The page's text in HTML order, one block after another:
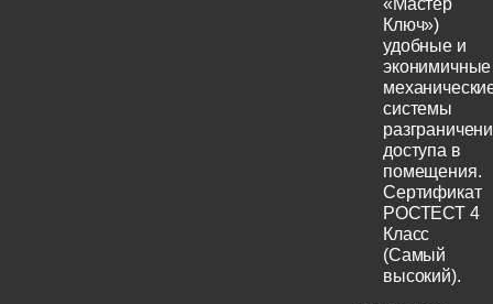
«Мастер
Ключ»)
удобные и
эконимичные
системы
доступа в
помещения.
Сертификат
РОСТЕСТ 4
Класс
(Самый
высокий).